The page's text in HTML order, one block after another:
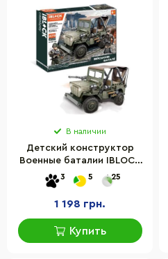
В наличии
Детский конструктор
Военные баталии IBLOCK
PL-921-356, 475 деталей
3 5 25
1 198 грн.
Купить